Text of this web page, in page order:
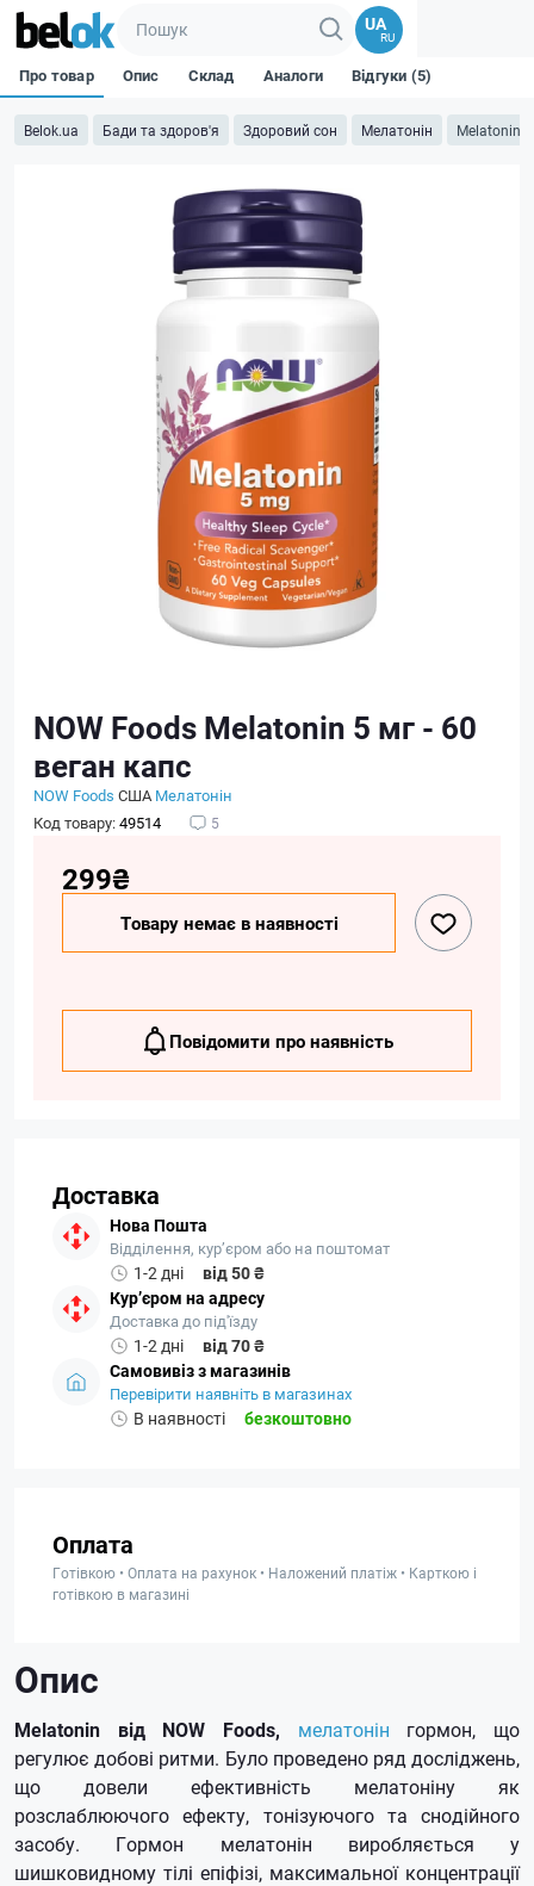
UA
RU
Belok.ua Бади та здоров'я Здоровий сон Мелатонін Melatonin
Про товар Опис Склад Аналоги Відгуки (5)
NOW Foods Melatonin 5 мг - 60
веган капс
NOW Foods США Мелатонін
Код товару:49514 5
299₴
Товару немає в наявності
Повідомити про наявність
Доставка
Нова Пошта
Відділення, кур’єром або на поштомат
1-2 дні
від 50 ₴
Кур’єром на адресу
Доставка до під'їзду
1-2 дні
від 70 ₴
Самовивіз з магазинів
Перевірити наявніть в магазинах
В наявності безкоштовно
Оплата
Готівкою • Оплата на рахунок • Наложений платіж • Карткою і
готівкою в магазині
Опис
Melatonin від NOW Foods, мелатонін гормон, що
регулює добові ритми. Було проведено ряд досліджень,
що довели ефективність мелатоніну як
розслаблюючого ефекту, тонізуючого та снодійного
засобу. Гормон мелатонін виробляється у
шишковидному тілі епіфізі, максимальної концентрації